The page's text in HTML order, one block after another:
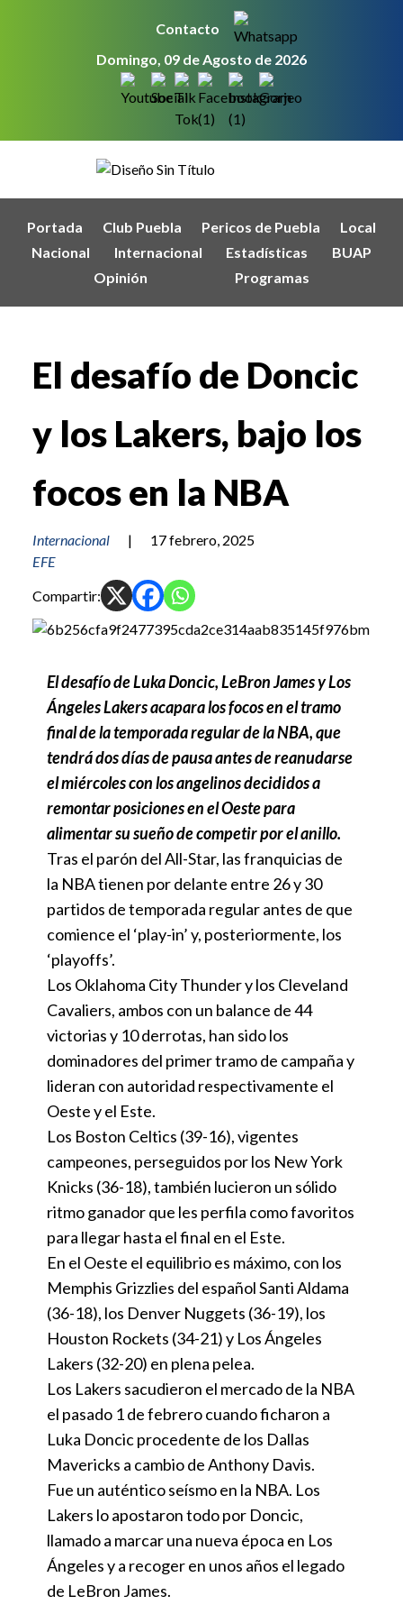
Contacto
Domingo, 09 de Agosto de 2026
Portada Club Puebla Pericos de Puebla
Local
Nacional
Internacional Estadísticas
BUAP
Opinión
Programas
El desafío de Doncic
y los Lakers, bajo los
focos en la NBA
Internacional |
17 febrero, 2025
EFE
Compartir:
El desafío de Luka Doncic, LeBron James y Los
Ángeles Lakers acapara los focos en el tramo
final de la temporada regular de la NBA, que
tendrá dos días de pausa antes de reanudarse
el miércoles con los angelinos decididos a
remontar posiciones en el Oeste para
alimentar su sueño de competir por el anillo.
Tras el parón del All-Star, las franquicias de
la NBA tienen por delante entre 26 y 30
partidos de temporada regular antes de que
comience el ‘play-in’ y, posteriormente, los
‘playoffs’.
Los Oklahoma City Thunder y los Cleveland
Cavaliers, ambos con un balance de 44
victorias y 10 derrotas, han sido los
dominadores del primer tramo de campaña y
lideran con autoridad respectivamente el
Oeste y el Este.
Los Boston Celtics (39-16), vigentes
campeones, perseguidos por los New York
Knicks (36-18), también lucieron un sólido
ritmo ganador que les perfila como favoritos
para llegar hasta el final en el Este.
En el Oeste el equilibrio es máximo, con los
Memphis Grizzlies del español Santi Aldama
(36-18), los Denver Nuggets (36-19), los
Houston Rockets (34-21) y Los Ángeles
Lakers (32-20) en plena pelea.
Los Lakers sacudieron el mercado de la NBA
el pasado 1 de febrero cuando ficharon a
Luka Doncic procedente de los Dallas
Mavericks a cambio de Anthony Davis.
Fue un auténtico seísmo en la NBA. Los
Lakers lo apostaron todo por Doncic,
llamado a marcar una nueva época en Los
Ángeles y a recoger en unos años el legado
de LeBron James.